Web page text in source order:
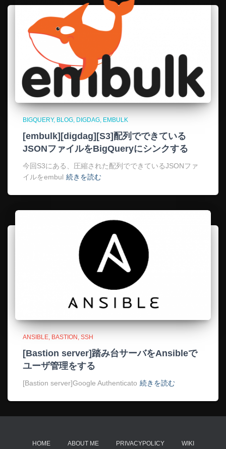
BIGQUERY BLOG DIGDAG EMBULK
[embulk][digdag][S3]配列でできている
JSONファイルをBigQueryにシンクする
今回S3にある、圧縮された配列でできているJSONファ
イルをembul 続きを読む
ANSIBLE BASTION SSH
[Bastion server]踏み台サーバをAnsibleで
ユーザ管理をする
[Bastion server]Google Authenticato 続きを読む
HOME ABOUT ME PRIVACYPOLICY WIKI